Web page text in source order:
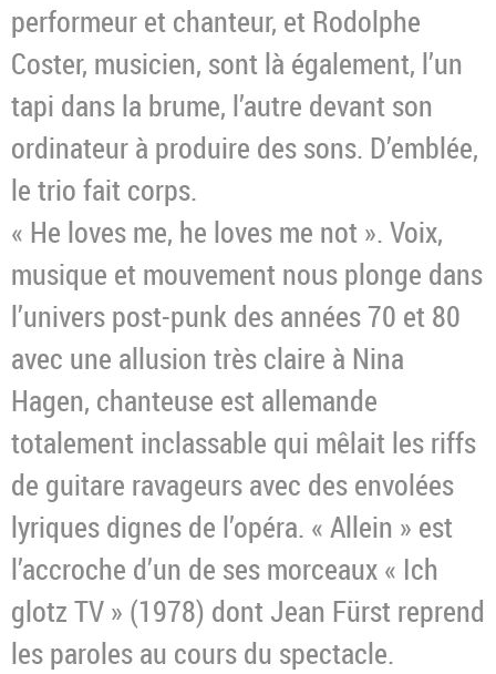
performeur et chanteur, et Rodolphe
Coster, musicien, sont là également, l’un
tapi dans la brume, l’autre devant son
ordinateur à produire des sons. D’emblée,
le trio fait corps.
« He loves me, he loves me not ». Voix,
musique et mouvement nous plonge dans
l’univers post-punk des années 70 et 80
avec une allusion très claire à Nina
Hagen, chanteuse est allemande
totalement inclassable qui mêlait les riffs
de guitare ravageurs avec des envolées
lyriques dignes de l’opéra. « Allein » est
l’accroche d’un de ses morceaux « Ich
glotz TV » (1978) dont Jean Fürst reprend
les paroles au cours du spectacle.